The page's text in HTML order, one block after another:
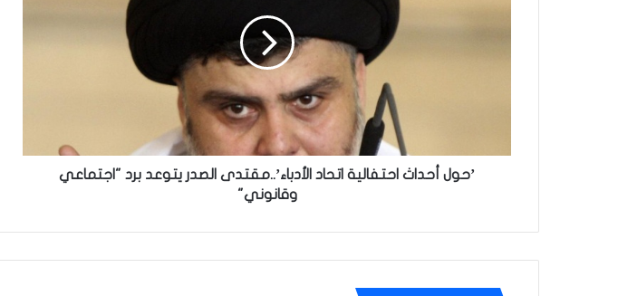
’حول أحداث احتفالية اتحاد الأدباء’..مقتدى الصدر يتوعد برد "اجتماعي
وقانوني"